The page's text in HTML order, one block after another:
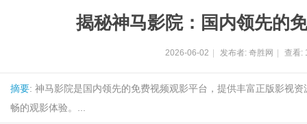
揭秘神马影院：国内领先的
2026-06-02 发布者: 奇胜网 查看:
摘要: 神马影院是国内领先的免费视频观影平台，提供丰富正版影视
畅的观影体验。...